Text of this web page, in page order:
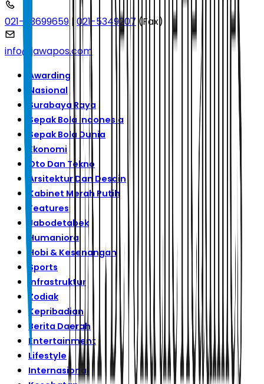
021-53699659 | 021-5349207 (Fax)
info@jawapos.com
Awarding
Nasional
Surabaya Raya
Sepak Bola Indonesia
Sepak Bola Dunia
Ekonomi
Oto Dan Tekno
Arsitektur Dan Desain
Kabinet Merah Putih
Features
Jabodetabek
Humaniora
Hobi & Kesenangan
Sports
Infrastruktur
Zodiak
Kepribadian
Berita Daerah
Entertainment
Lifestyle
Internasional